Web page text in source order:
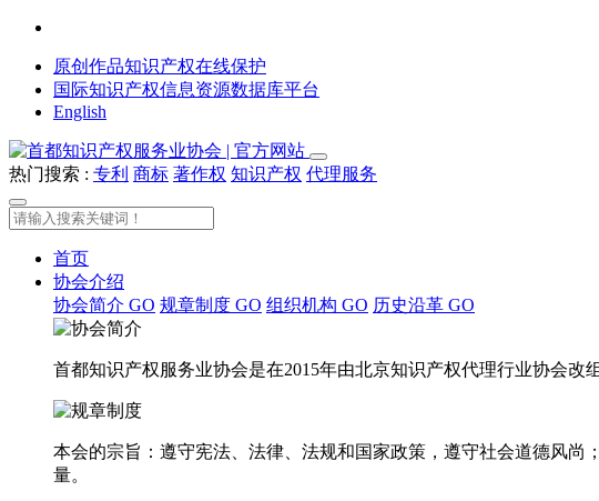
原创作品知识产权在线保护
国际知识产权信息资源数据库平台
English
热门搜索 : 专利 商标 著作权 知识产权 代理服务
首页
协会介绍
协会简介 GO 规章制度 GO 组织机构 GO 历史沿革 GO
首都知识产权服务业协会是在2015年由北京知识产权代理行业协会
本会的宗旨：遵守宪法、法律、法规和国家政策，遵守社会道德风
量。